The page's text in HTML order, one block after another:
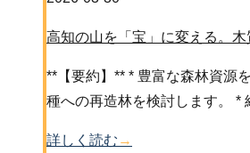
高知の山を「宝」に変える。
**【要約】** * 豊富な森林資源
種への再造林を検討します。
詳しく読む →